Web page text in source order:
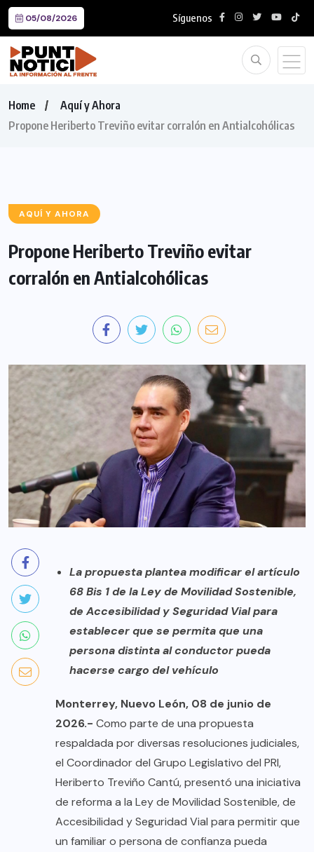
05/08/2026 Síguenos
Home
Aquí y Ahora
Propone Heriberto Treviño evitar corralón en Antialcohólicas
AQUÍ Y AHORA
Propone Heriberto Treviño evitar
corralón en Antialcohólicas
La propuesta plantea modificar el artículo
68 Bis 1 de la Ley de Movilidad Sostenible,
de Accesibilidad y Seguridad Vial para
establecer que se permita que una
persona distinta al conductor pueda
hacerse cargo del vehículo
Monterrey, Nuevo León, 08 de junio de
2026.- Como parte de una propuesta
respaldada por diversas resoluciones judiciales,
el Coordinador del Grupo Legislativo del PRI,
Heriberto Treviño Cantú, presentó una iniciativa
de reforma a la Ley de Movilidad Sostenible, de
Accesibilidad y Seguridad Vial para permitir que
un familiar o persona de confianza pueda